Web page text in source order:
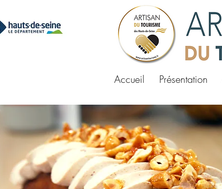
Accueil Présentation